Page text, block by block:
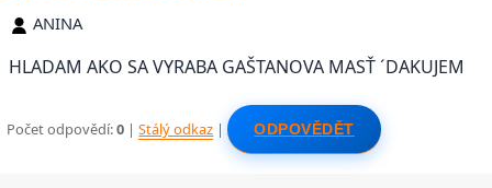
ANINA
HLADAM AKO SA VYRABA GAŠTANOVA MASŤ ´DAKUJEM
Počet odpovědí:0 |Stálý odkaz | ODPOVĚDĚT